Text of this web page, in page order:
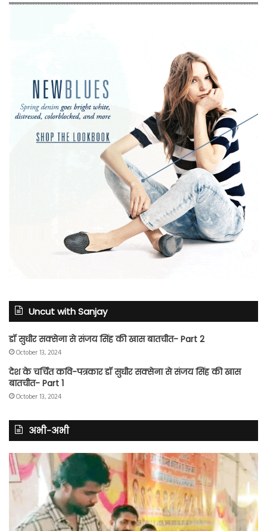
Uncut with Sanjay
डॉ सुधीर सक्सेना से संजय सिंह की खास बातचीत- Part 2
October 13, 2024
देश के चर्चित कवि-पत्रकार डॉ सुधीर सक्सेना से संजय सिंह की खास
बातचीत- Part 1
October 13, 2024
अभी-अभी